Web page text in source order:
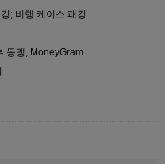
; 비행 케이스 패킹
동맹, MoneyGram